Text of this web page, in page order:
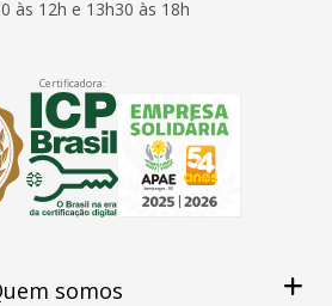
às 12h e 13h30 às 18h
Certificadora:
somos